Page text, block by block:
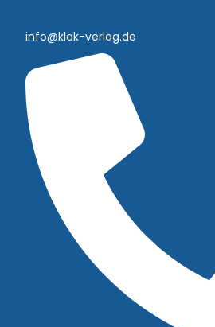
info@klak-verlag.de